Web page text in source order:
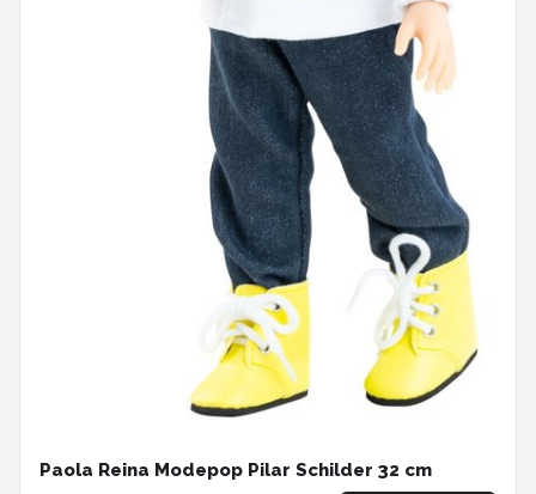
Paola Reina Modepop Pilar Schilder 32 cm